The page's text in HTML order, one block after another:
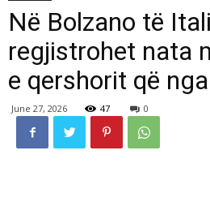
Në Bolzano të
regjistrohet nata
e qershorit që
June 27, 2026 47 0